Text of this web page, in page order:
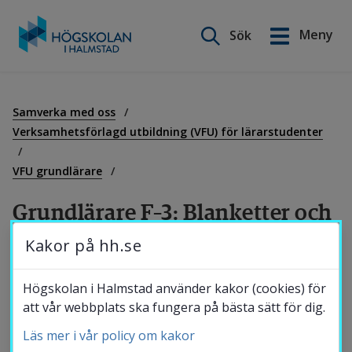
innehåll
Sök
Meny
Samverka med oss
Verksamhetsförlagd utbildning (VFU) för lärarstudenter
VFU grundlärare
Grundlärare F–3: Blanketter och
riktlinjer för VFU och VI-dagar
För tillträde till kurs som innehåller VFU ska
studenten ha genomfört föregående VFU-
perioder med godkänt betyg.
English
Utbildning
Forskning
Samverkan
Om Högskolan
Kakor på hh.se
Högskolan i Halmstad använder kakor (cookies) för
att vår webbplats ska fungera på bästa sätt för dig.
Läs mer i vår policy om kakor